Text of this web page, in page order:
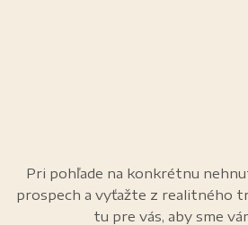
Pri pohľade na konkrétnu
prospech a vyťažte z realitného
tu pre vás, aby sme